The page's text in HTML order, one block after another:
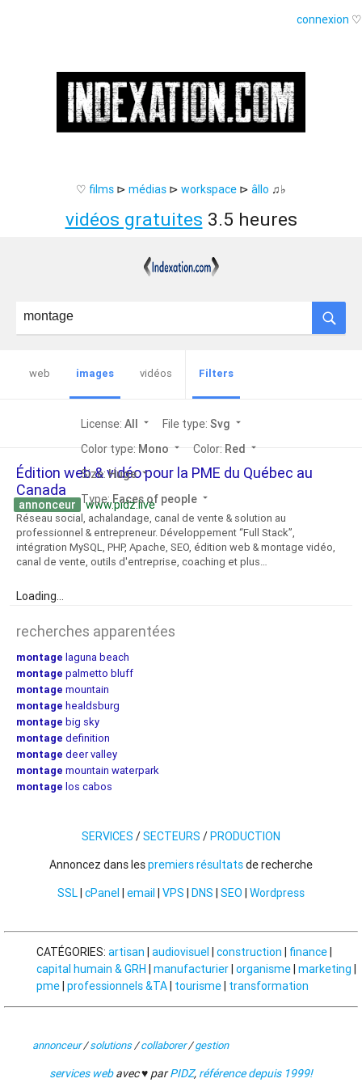
connexion ♡
♡ films ⊳ médias ⊳ workspace ⊳ âllo ♫♭
vidéos gratuites 3.5 heures
web images vidéos Filters
License: All arrow_drop_down File type: Svg arrow_drop_down
Color type: Mono arrow_drop_down Color: Red arrow_drop_down
Size:Huge arrow_drop_down
Type:Faces of people arrow_drop_down
Édition web & vidéo pour la PME du Québec au
Canada
annonceur www.pidz.live
Réseau social, achalandage, canal de vente & solution au
professionnel & entrepreneur. Développement “Full Stack”,
intégration MySQL, PHP, Apache, SEO, édition web & montage vidéo,
canal de vente, outils d'entreprise, coaching et plus…
Loading...
recherches apparentées
montage laguna beach
montage palmetto bluff
montage mountain
montage healdsburg
montage big sky
montage definition
montage deer valley
montage mountain waterpark
montage los cabos
SERVICES /SECTEURS /PRODUCTION
Annoncez dans lespremiers résultatsde recherche
SSL| cPanel | email | VPS | DNS | SEO | Wordpress
CATÉGORIES: artisan | audiovisuel | construction | finance|
capital humain & GRH | manufacturier| organisme| marketing |
pme| professionnels &TA| tourisme| transformation
annonceur/solutions/collaborer/gestion
services webavec ♥ parPIDZ, référence depuis 1999!